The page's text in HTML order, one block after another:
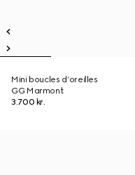
Mini boucles d’oreilles
GG Marmont
3.700 kr.